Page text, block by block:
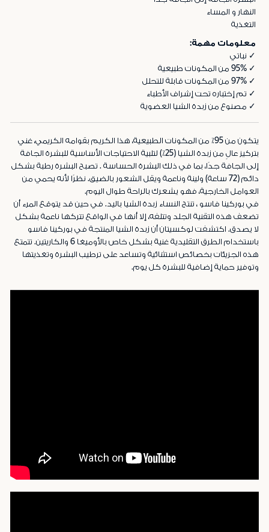
النهار و المساء
التغذية
معلومات مهمة:
✓ نباتي
✓ 95% من المكونات طبيعية
✓ 97% من المكونات قابلة للتحلل
✓ تم إختباره تحت إشراف الأطباء
✓ مصنوع من زبدة الشيا العضوية
يتكون من 95٪ من المكونات الطبيعية، هذا الكريم بقوامه الكريمي، غني
بتركيز عالٍ من زبدة الشيا (25٪) لتلبية الاحتياجات الأساسية للبشرة الجافة
إلى الجافة جدًا، بما في ذلك البشرة الحساسة . تصبح البشرة رطبة بشكل
دائم (72 ساعة) ولينة وناعمة ويقل الشعور بالضيق. نظرًا لأنه يحمي من
العوامل الخارجية، فهو يشعرك بالراحة طوال اليوم.
في بوركينا فاسو ، تنتج النساء زبدة الشيا باليد. في حين قد يتوقع المرء أن
تضعف هذه التقنية الجلد وتتلفه، إلا أنها في الواقع تتركها ناعمة بشكل
لا يصدق. اكتشفت لوكسيتان أن زبدة الشيا المنتجة في بوركينا فاسو
باستخدام الطرق التقليدية غنية بشكل خاص بالأوميغا 6 والكاريتين. تتمتع
هذه الجزيئات بخصائص استثنائية وتساعد على ترطيب البشرة وتغذيتها
وتوفير حماية إضافية للبشرة كل يوم.